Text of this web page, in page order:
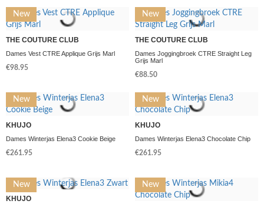
New
THE COUTURE CLUB
Dames Vest CTRE Applique Grijs Marl
€98.95
New
THE COUTURE CLUB
Dames Joggingbroek CTRE Straight Leg
Grijs Marl
€88.50
New
KHUJO
Dames Winterjas Elena3 Cookie Beige
€261.95
New
KHUJO
Dames Winterjas Elena3 Chocolate Chip
€261.95
New
KHUJO
New